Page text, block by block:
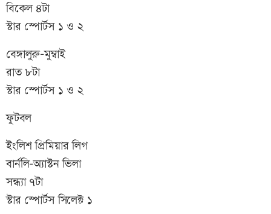
বিকেল ৪টা
স্টার স্পোর্টস ১ ও ২
বেঙ্গালুরু-মুম্বাই
রাত ৮টা
স্টার স্পোর্টস ১ ও ২
ফুটবল
ইংলিশ প্রিমিয়ার লিগ
বার্নলি-অ্যাস্টন ভিলা
সন্ধ্যা ৭টা
স্টার স্পোর্টস সিলেক্ট ১